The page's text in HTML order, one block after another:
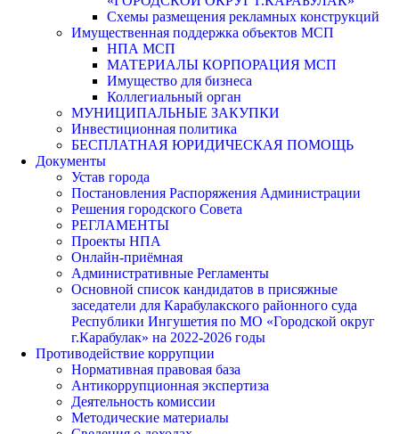
Схемы размещения рекламных конструкций
Имущественная поддержка объектов МСП
НПА МСП
МАТЕРИАЛЫ КОРПОРАЦИЯ МСП
Имущество для бизнеса
Коллегиальный орган
МУНИЦИПАЛЬНЫЕ ЗАКУПКИ
Инвестиционная политика
БЕСПЛАТНАЯ ЮРИДИЧЕСКАЯ ПОМОЩЬ
Документы
Устав города
Постановления Распоряжения Администрации
Решения городского Совета
РЕГЛАМЕНТЫ
Проекты НПА
Онлайн-приёмная
Административные Регламенты
Основной список кандидатов в присяжные
заседатели для Карабулакского районного суда
Республики Ингушетия по МО «Городской округ
г.Карабулак» на 2022-2026 годы
Противодействие коррупции
Нормативная правовая база
Антикоррупционная экспертиза
Деятельность комиссии
Методические материалы